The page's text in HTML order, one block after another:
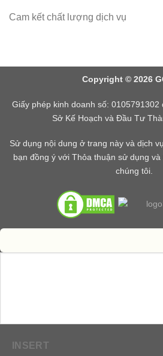
Cam kết chất lượng dịch vụ
Copyright © 2026
Giấy phép kinh doanh số:
Sở Kế Hoạch và Đầu Tư
Sử dụng nội dung ở trang này và dịch
bạn đồng ý với Thỏa thuận sử dụng
chúng tôi.
INSERT